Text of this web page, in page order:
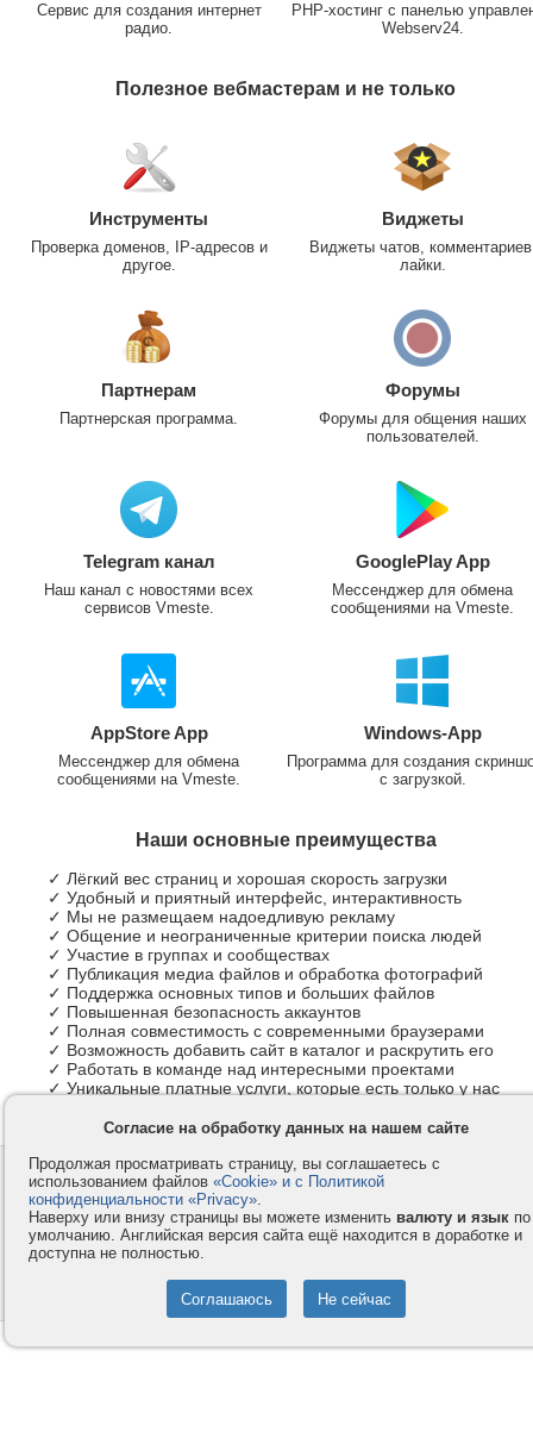
Сервис для создания интернет
радио.
PHP-хостинг с панелью
Webserv24.
Полезное вебмастерам и не только
Инструменты
Проверка доменов, IP-адресов и
другое.
Виджеты
Виджеты чатов,
лайки.
Партнерам
Партнерская программа.
Форумы
Форумы для общения наших
пользователей.
Telegram канал
Наш канал с новостями всех
сервисов Vmeste.
GooglePlay App
Мессенджер для обмена
сообщениями на Vmeste.
AppStore App
Мессенджер для обмена
сообщениями на Vmeste.
Windows-App
Программа для создания
с загрузкой.
Наши основные преимущества
✓ Лёгкий вес страниц и хорошая скорость загрузки
✓ Удобный и приятный интерфейс, интерактивность
✓ Мы не размещаем надоедливую рекламу
✓ Общение и неограниченные критерии поиска людей
✓ Участие в группах и сообществах
✓ Публикация медиа файлов и обработка фотографий
✓ Поддержка основных типов и больших файлов
✓ Повышенная безопасность аккаунтов
✓ Полная совместимость с современными браузерами
✓ Возможность добавить сайт в каталог и раскрутить его
✓ Работать в команде над интересными проектами
✓ Уникальные платные услуги, которые есть только у нас
Контакты
Компания
Privacy и Cookie
Услуги
Как оплатить
Помощь
© 2008-2026
- Все права защищены.
Согласие на обработку данных на нашем сайте
Продолжая просматривать страницу, вы соглашаетесь с
использованием файлов «Cookie» и с Политикой
конфиденциальности «Privacy».
Наверху или внизу страницы вы можете изменить валюту и язык по
умолчанию. Английская версия сайта ещё находится в доработке и
доступна не полностью.